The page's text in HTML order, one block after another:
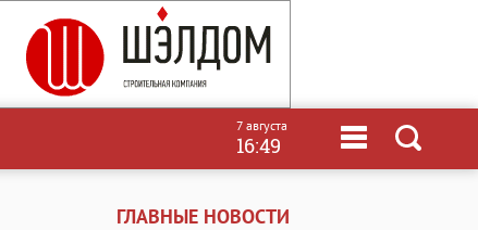
7 августа
16:49
ГЛАВНЫЕ НОВОСТИ